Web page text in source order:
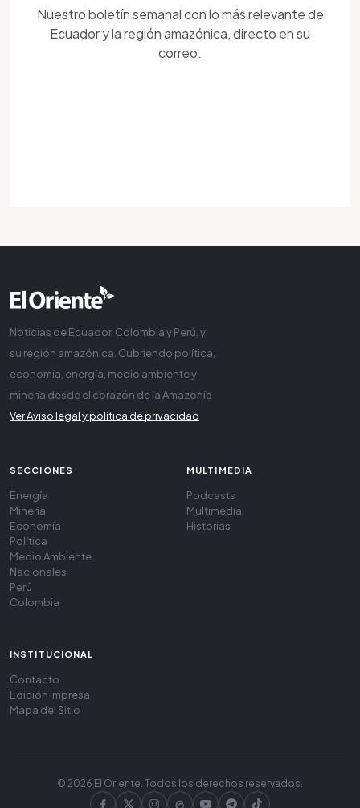
Nuestro boletín semanal con lo más relevante de
Ecuador y la región amazónica, directo en su
correo.
Noticias de Ecuador, Colombia y Perú, y
su región amazónica. Cubriendo política,
economía, energía, medio ambiente y
minería desde el corazón de la Amazonía
Ver Aviso legal y política de privacidad
SECCIONES
Energía
Minería
Economía
Política
Medio Ambiente
Nacionales
Perú
Colombia
MULTIMEDIA
Podcasts
Multimedia
Historias
INSTITUCIONAL
Contacto
Edición Impresa
Mapa del Sitio
© 2026 El Oriente. Todos los derechos reservados.